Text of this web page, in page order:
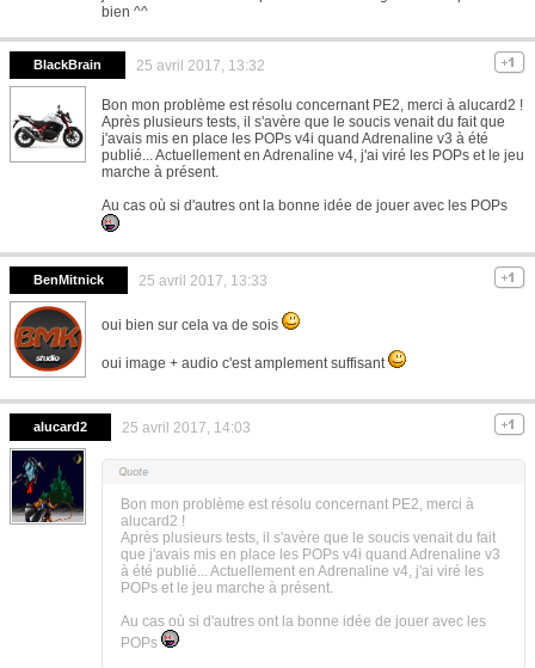
bien ^^
BlackBrain 25 avril 2017, 13:32
Bon mon problème est résolu concernant PE2, merci à alucard2 !
Après plusieurs tests, il s'avère que le soucis venait du fait que
j'avais mis en place les POPs v4i quand Adrenaline v3 à été
publié... Actuellement en Adrenaline v4, j'ai viré les POPs et le jeu
marche à présent.
Au cas où si d'autres ont la bonne idée de jouer avec les POPs
BenMitnick 25 avril 2017, 13:33
oui bien sur cela va de sois
oui image + audio c'est amplement suffisant
alucard2 25 avril 2017, 14:03
Bon mon problème est résolu concernant PE2, merci à
alucard2 !
Après plusieurs tests, il s'avère que le soucis venait du fait
que j'avais mis en place les POPs v4i quand Adrenaline v3
à été publié... Actuellement en Adrenaline v4, j'ai viré les
POPs et le jeu marche à présent.
Au cas où si d'autres ont la bonne idée de jouer avec les
POPs